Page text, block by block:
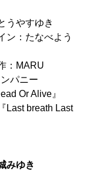
うやすゆき
ン：たなべよう
：MARU
パニー
Or Alive』
breath Last
みゆき